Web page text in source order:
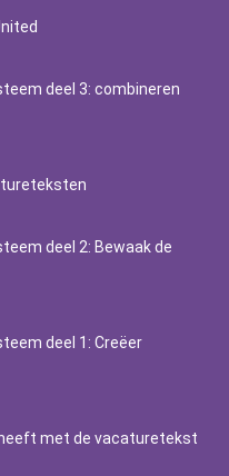
deel 3: combineren
deel 2: Bewaak de
deel 1: Creëer
met de vacaturetekst